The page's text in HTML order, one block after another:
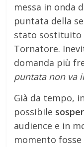
messa in onda
puntata della
stato sostituito
Tornatore.
domanda più
puntata non va
Già da tempo,
possibile
audience e in
momento